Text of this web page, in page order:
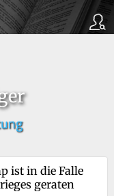
ist in die Falle
geraten